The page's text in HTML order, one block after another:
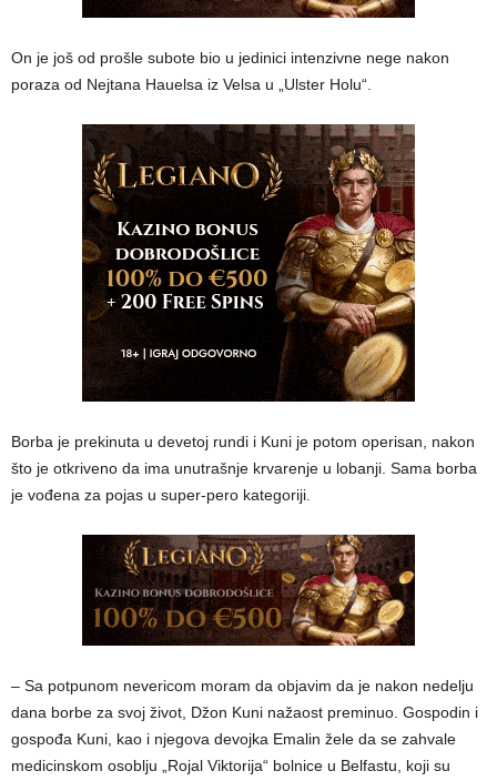
On je još od prošle subote bio u jedinici intenzivne nege nakon
poraza od Nejtana Hauelsa iz Velsa u „Ulster Holu“.
Borba je prekinuta u devetoj rundi i Kuni je potom operisan, nakon
što je otkriveno da ima unutrašnje krvarenje u lobanji. Sama borba
je vođena za pojas u super-pero kategoriji.
– Sa potpunom nevericom moram da objavim da je nakon nedelju
dana borbe za svoj život, Džon Kuni nažaost preminuo. Gospodin i
gospođa Kuni, kao i njegova devojka Emalin žele da se zahvale
medicinskom osoblju „Rojal Viktorija“ bolnice u Belfastu, koji su